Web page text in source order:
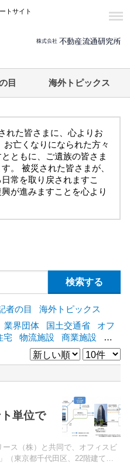
トサイト
目 海外トピックス
れた皆さまに、心よりお
お亡くなりになられた方々
ともに、ご遺族の皆さま
。 被災された皆さまが、
常を取り戻されますこ
が進みますことを心より
者の目
海外トピックス
業界団体 国土交通省
オフ
宅 物流施設 商業施設
海
東急不動産 賃料
ア
野村不動産 ZEH [+]
単位で
ス（株）と共同で、オフィスビ
（東京都千代田区、22階建て）